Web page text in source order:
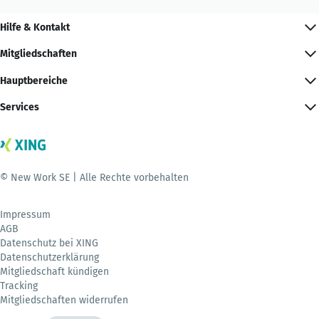
Hilfe & Kontakt
Mitgliedschaften
Hauptbereiche
Services
© New Work SE | Alle Rechte vorbehalten
Impressum
AGB
Datenschutz bei XING
Datenschutzerklärung
Mitgliedschaft kündigen
Tracking
Mitgliedschaften widerrufen